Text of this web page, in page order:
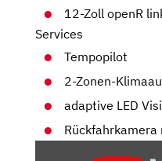
12-Zoll openR
Services
Tempopilot
2-Zonen-
adaptive LED